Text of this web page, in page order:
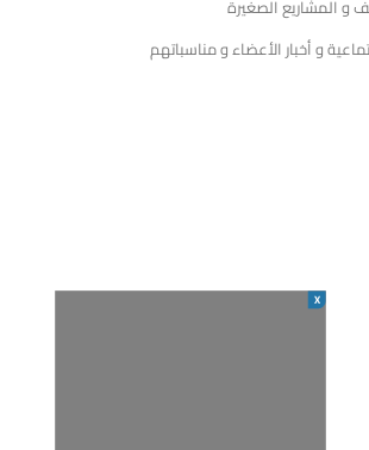
و المشاريع الصغيرة
و أخبار الأعضاء و مناسباتهم
X